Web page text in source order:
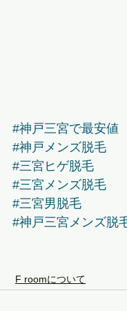
#神戸三宮で最安値
#神戸メンズ脱毛
#三宮ヒゲ脱毛
#三宮メンズ脱毛
#三宮男脱毛
#神戸三宮メンズ脱
F roomについて